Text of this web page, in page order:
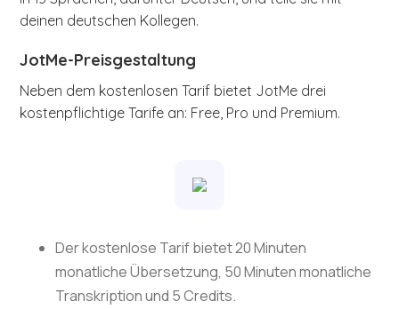
deinen deutschen Kollegen.
JotMe-Preisgestaltung
Neben dem kostenlosen Tarif bietet JotMe drei
kostenpflichtige Tarife an: Free, Pro und Premium.
Der kostenlose Tarif bietet 20 Minuten
monatliche Übersetzung, 50 Minuten monatliche
Transkription und 5 Credits.